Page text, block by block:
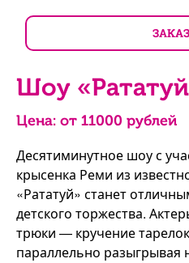
Шоу
Цена: от 11000 рублей
Десятиминутное шоу с
крысенка Реми из
«Рататуй» станет
детского торжества.
трюки — кручение
параллельно